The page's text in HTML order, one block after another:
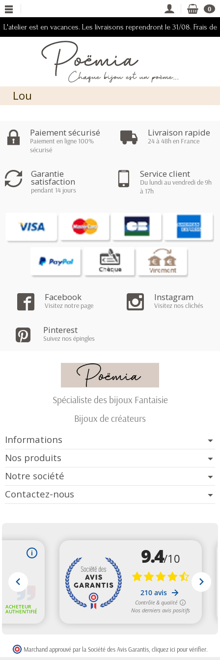
L'atelier est en vacances. Les livraisons reprendront le 31/08. Frais de
ports offerts du 08/08 au 31/08 2026.
0
Lou
Paiement sécurisé
Paiement en ligne 100%
sécurisé
Livraison rapide
24 à 48h en France
Garantie
satisfaction
pendant 14 jours
Service client
Du lundi au vendredi de 9h
à 17h
Facebook
Visitez notre page
Instagram
Visitez nos clichés
Pinterest
Suivez nos épingles
Spécialiste des bijoux Fantaisie
Bijoux de créateurs
Informations
Nos produits
Notre société
Contactez-nous
Marchand approuvé par la Société des Avis Garantis, cliquez ici pour vérifier